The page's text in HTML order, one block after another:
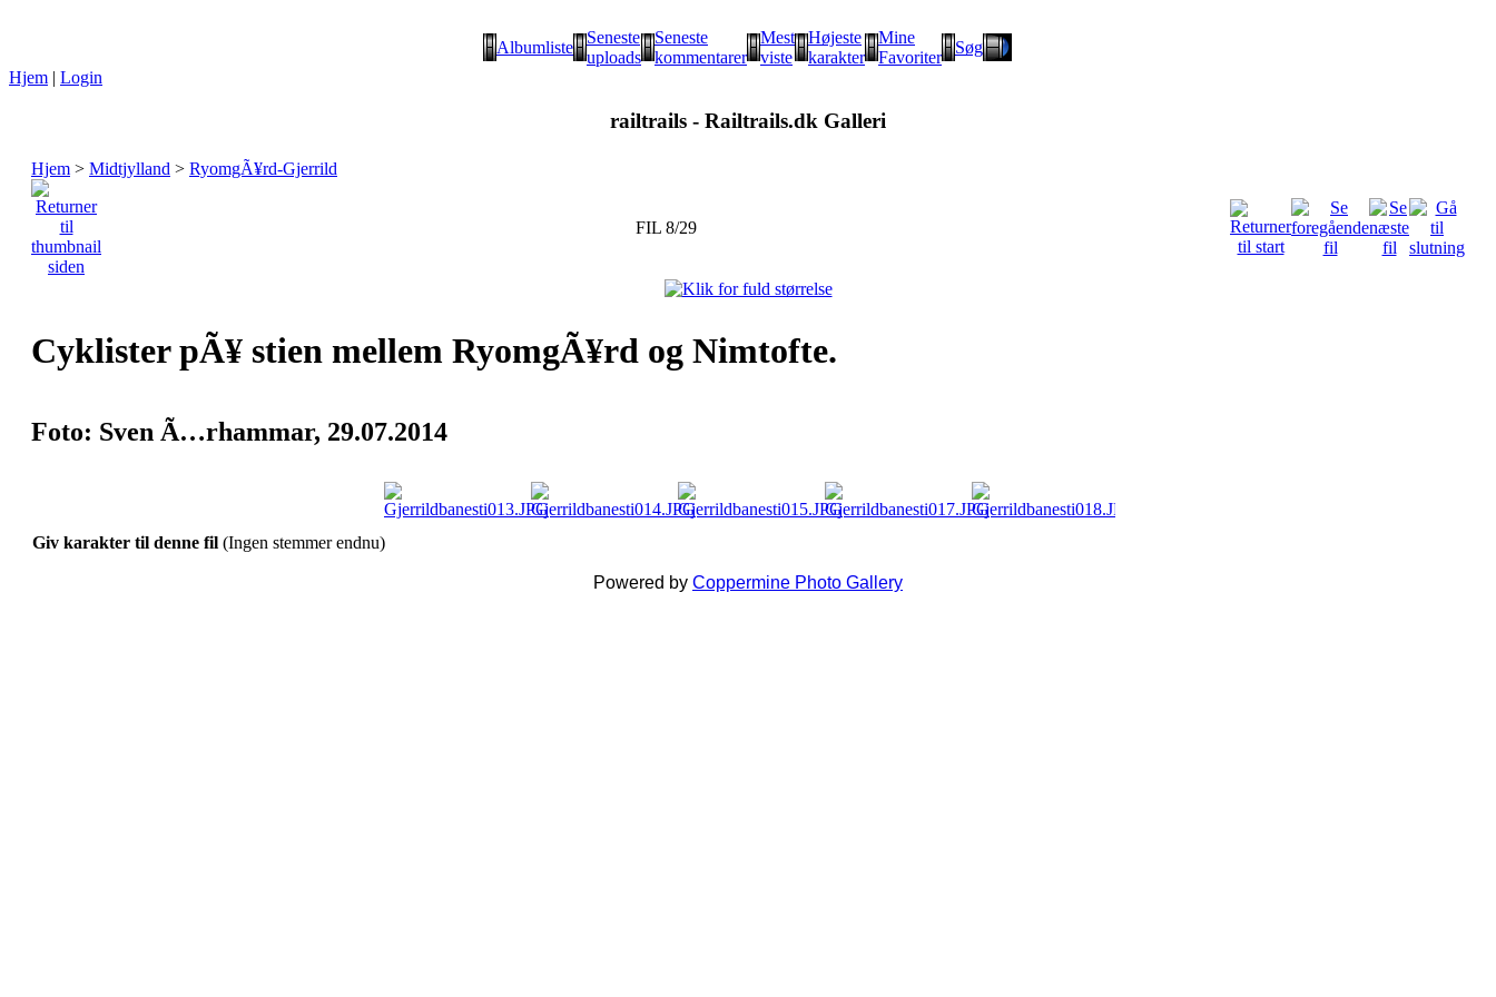
Albumliste
Seneste
uploads
Seneste
kommentarer
Mest
viste
Højeste
karakter
Mine
Favoriter
Søg
Hjem | Login
railtrails - Railtrails.dk Galleri
Hjem > Midtjylland > RyomgÃ¥rd-Gjerrild
FIL 8/29
Cyklister pÃ¥ stien mellem RyomgÃ¥rd og Nimtofte.
Foto: Sven Ã…rhammar, 29.07.2014
Giv karakter til denne fil (Ingen stemmer endnu)
Powered by Coppermine Photo Gallery